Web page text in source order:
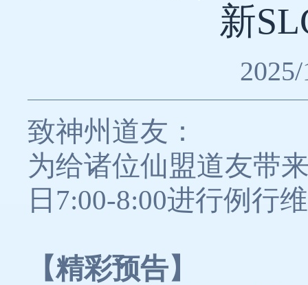
新
致神州道友：
为给诸位仙盟道友带
日7:00-8:00进行例行
【精彩预告】